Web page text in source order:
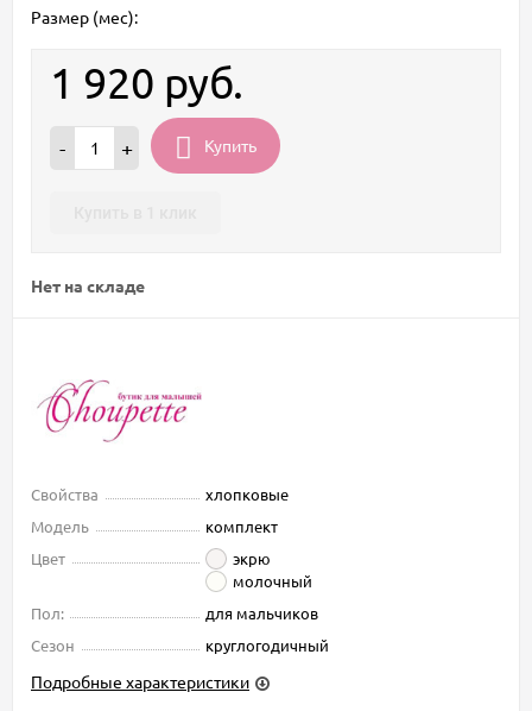
Размер (мес):
1 920 руб.
- + Купить
Нет на складе
Свойства
хлопковые
Модель
комплект
Цвет
экрю
молочный
Пол:
для мальчиков
Сезон
круглогодичный
Подробные характеристики